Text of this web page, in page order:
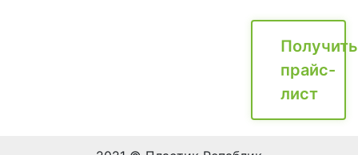
Получить
прайс-
лист